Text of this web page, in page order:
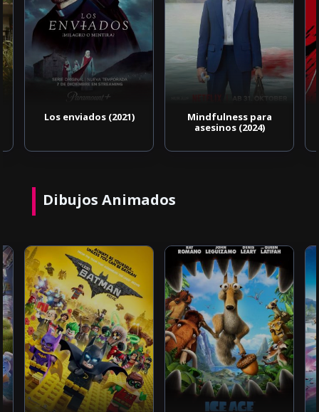
Los enviados (2021)
Mindfulness para
asesinos (2024)
Dibujos Animados